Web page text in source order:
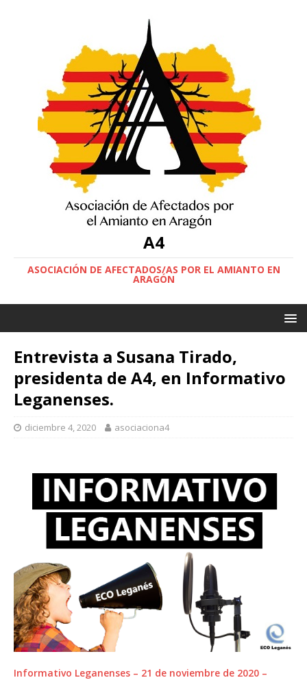
A4
ASOCIACIÓN DE AFECTADOS/AS POR EL AMIANTO EN
ARAGÓN
Entrevista a Susana Tirado,
presidenta de A4, en Informativo
Leganenses.
diciembre 4, 2020 asociaciona4
Informativo Leganenses – 21 de noviembre de 2020 –